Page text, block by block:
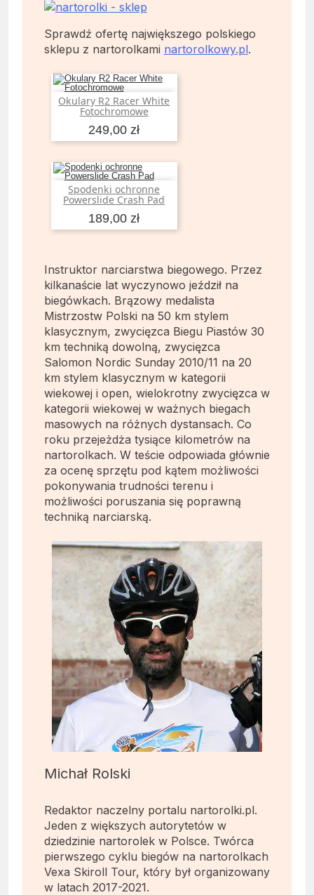
Sprawdź ofertę największego polskiego
sklepu z nartorolkami nartorolkowy.pl.
Okulary R2 Racer White
Fotochromowe
249,00 zł
Dodaj do koszyka
Spodenki ochronne
Powerslide Crash Pad
189,00 zł
Dodaj do koszyka
Instruktor narciarstwa biegowego. Przez
kilkanaście lat wyczynowo jeździł na
biegówkach. Brązowy medalista
Mistrzostw Polski na 50 km stylem
klasycznym, zwycięzca Biegu Piastów 30
km techniką dowolną, zwycięzca
Salomon Nordic Sunday 2010/11 na 20
km stylem klasycznym w kategorii
wiekowej i open, wielokrotny zwycięzca w
kategorii wiekowej w ważnych biegach
masowych na różnych dystansach. Co
roku przejeżdża tysiące kilometrów na
nartorolkach. W teście odpowiada głównie
za ocenę sprzętu pod kątem możliwości
pokonywania trudności terenu i
możliwości poruszania się poprawną
techniką narciarską.
Michał Rolski
Redaktor naczelny portalu nartorolki.pl.
Jeden z większych autorytetów w
dziedzinie nartorolek w Polsce. Twórca
pierwszego cyklu biegów na nartorolkach
Vexa Skiroll Tour, który był organizowany
w latach 2017-2021.